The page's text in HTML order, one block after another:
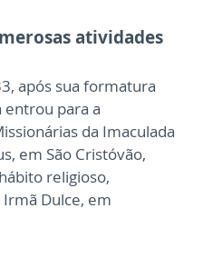
atividades
após sua formatura
entrou para a
da Imaculada
em São Cristóvão,
religioso,
Dulce, em